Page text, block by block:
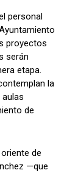
personal
proyectos
serán
etapa.
la
de
de
—que